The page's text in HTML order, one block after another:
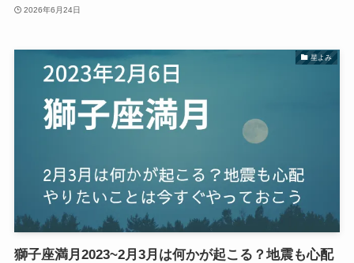
2026年6月24日
星よみ
獅子座満月2023~2月3月は何かが起こる？地震も心配